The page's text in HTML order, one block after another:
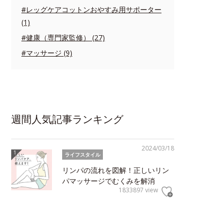
#レッグケアコットンおやすみ用サポーター
(1)
#健康（専門家監修） (27)
#マッサージ (9)
週間人気記事ランキング
2024/03/18
ライフスタイル
リンパの流れを図解！正しいリン
パマッサージでむくみを解消
1833897 view